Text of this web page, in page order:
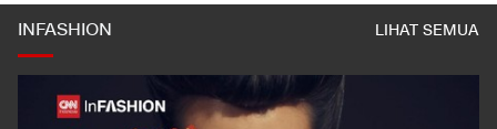
INFASHION LIHAT SEMUA